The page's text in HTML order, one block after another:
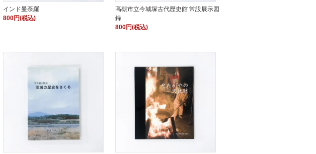
インド曼荼羅
800円(税込)
高槻市立今城塚古代歴史館 常設展示図
録
800円(税込)